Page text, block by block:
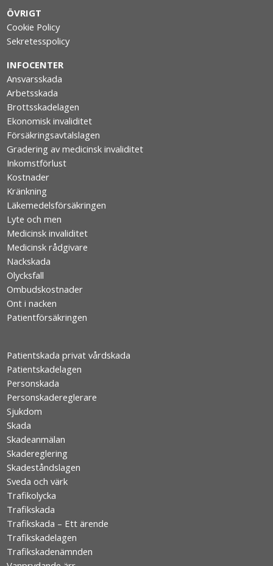
ÖVRIGT
Cookie Policy
Sekretesspolicy
INFOCENTER
Ansvarsskada
Arbetsskada
Brottsskadelagen
Ekonomisk invaliditet
Försäkringsavtalslagen
Gradering av medicinsk invaliditet
Inkomstförlust
Kostnader
Kränkning
Läkemedelsförsäkringen
Lyte och men
Medicinsk invaliditet
Medicinsk rådgivare
Nackskada
Olycksfall
Ombudskostnader
Ont i nacken
Patientförsäkringen
Patientskada privat vårdskada
Patientskadelagen
Personskada
Personskadereglerare
Sjukdom
Skada
Skadeanmälan
Skadereglering
Skadeståndslagen
Sveda och värk
Trafikolycka
Trafikskada
Trafikskada – Ett ärende
Trafikskadelagen
Trafikskadenämnden